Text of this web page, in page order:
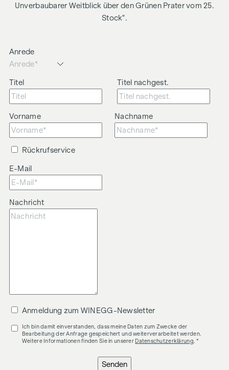
Unverbaubarer Weitblick über den Grünen Prater vom 25.
Stock".
Anrede
Titel Titel nachgest.
Vorname Nachname
Rückrufservice
E-Mail
Nachricht
Anmeldung zum WINEGG-Newsletter
Ich bin damit einverstanden, dass meine Daten zum Zwecke der
Bearbeitung der Anfrage gespeichert und weiterverarbeitet werden.
Weitere Informationen finden Sie in unserer Datenschutzerklärung . *
Senden